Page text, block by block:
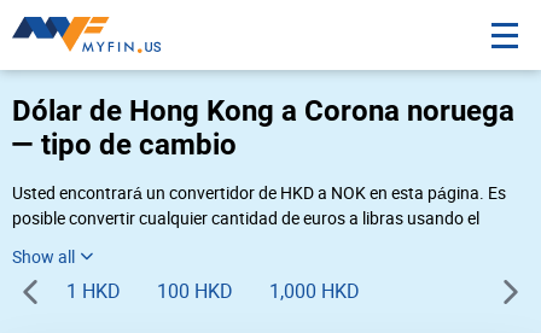
Dólar de Hong Kong a Corona noruega
— tipo de cambio
Usted encontrará un convertidor de HKD a NOK en esta página. Es
posible convertir cualquier cantidad de euros a libras usando el
usted necesita una conversión inversa, vaya al convertidor de pares
deNOK HKD.
1 HKD 100 HKD 1,000 HKD